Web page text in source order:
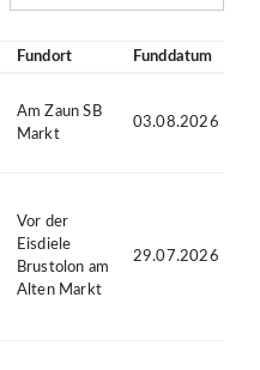
Fundort Funddatum
Am Zaun SB
Markt
03.08.2026
Vor der
Eisdiele
Brustolon am
Alten Markt
29.07.2026